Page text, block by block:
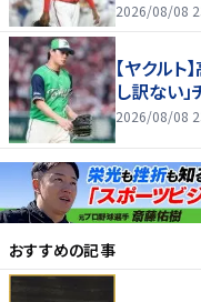
す」
2026/08/08
【ヤクル
し訳ない
2026/08/08
おすすめの記事